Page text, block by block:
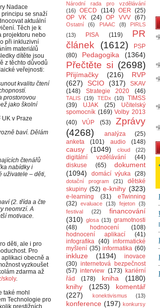
Nadace
principu se snaží
aktuální
Těch je k
projektoru nebo
při inkluzivní
materiálů
dítěte jsou
z těchto důvodů
veřejnosti:
kvalitu čtení
prostorovou
jako školní
UK v Praze
baví. Dělám
čtenářů
nabídky i
uživatele – děti,
(2. třída a čte
neomrzí. A
motivace.
děti, ale i pro
Pro
aplikaci obecně a
vyzkoušet
zdarma až
skoly.
také mohl
Technologie pro
prestižních
Národní rada pro vzdělávání
(16)
OECD (114) OER (25)
OP VK
(24) OP VVV (67)
Ostatní (6) PIAAC (8)
PIRLS
(13)
PISA (119)
PR
článek
(1612)
PSP
(80)
Pedagogika (1364)
Přečtěte si (2698)
Přijímačky (216)
RVP
(627)
SCIO (317)
SKAV
(148)
Strategie 2020 (46)
TALIS (19) TEDx (10)
TIMSS
(39)
UJAK (25)
Učitelský
spomocník (169) Volby 2013
(40)
VÚP (53)
Zprávy
(4268)
analýza
(25)
anketa
(101) audio (148)
causy (1049) cloud (22)
digitální vzdělávání
(44)
diskuse
(65)
dokument
(1094)
domácí výuka (28)
dotační program (21)
dětské
skupiny (52) e-knihy (323)
e-learning (31)
eTwinning
(32) evaluace (13) fejeton (3)
festival
(22)
financování
(310) glosa (13) gramotnosti
(48)
hodnocení
(108)
hodnocení aplikací
(41)
infografika (40) informatické
myšlení (35) informatika (60)
inkluze (1194)
inovace
(30) internetová bezpečnost
(57) interview (173) kariérní
řád
(178) kniha
(1180)
knihy
(1253)
komentář
(227)
konektivismus (13)
konference (197) konkursy